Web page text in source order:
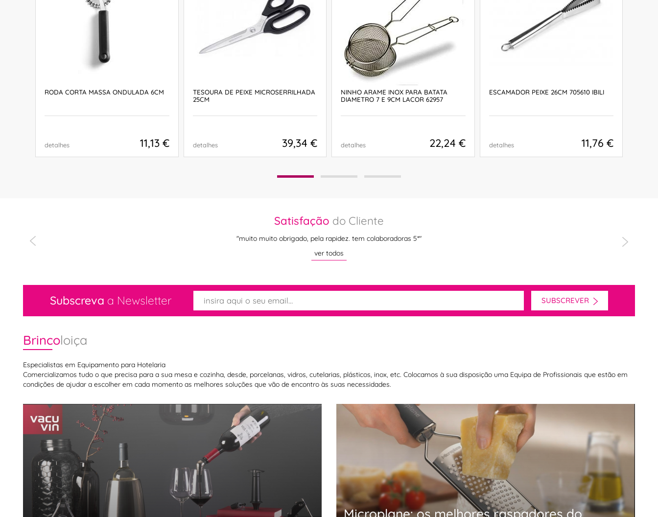
RODA CORTA MASSA ONDULADA 6CM
detalhes 11,13 €
TESOURA DE PEIXE MICROSERRILHADA
25CM
detalhes 39,34 €
NINHO ARAME INOX PARA BATATA
DIAMETRO 7 E 9CM LACOR 62957
detalhes 22,24 €
ESCAMADOR PEIXE 26CM 705610 IBILI
detalhes 11,76 €
sem
Satisfação do Cliente
"muito muito obrigado, pela rapidez. tem colaboradoras 5*"
ver todos
Subscreva a Newsletter SUBSCREVER
Brincoloiça
Especialistas em Equipamento para Hotelaria
Comercializamos tudo o que precisa para a sua mesa e cozinha, desde, porcelanas, vidros, cutelarias, plásticos, inox, etc. Colocamos à sua disposição uma Equipa de Profissionais que estão em
condições de ajudar a escolher em cada momento as melhores soluções que vão de encontro às suas necessidades.
Microplane: os melhores raspadores do